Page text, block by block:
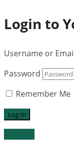
Login to
Username or
Password
Remember Me